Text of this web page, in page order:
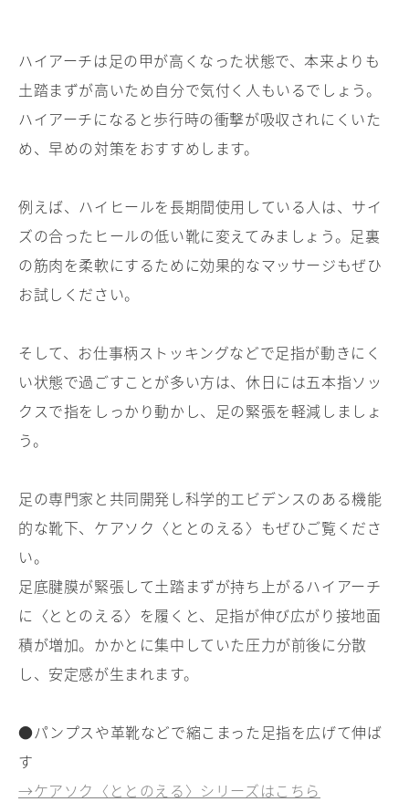
ハイアーチは足の甲が高くなった状態で、本来よりも
土踏まずが高いため自分で気付く人もいるでしょう。
ハイアーチになると歩行時の衝撃が吸収されにくいた
め、早めの対策をおすすめします。
例えば、ハイヒールを長期間使用している人は、サイ
ズの合ったヒールの低い靴に変えてみましょう。足裏
の筋肉を柔軟にするために効果的なマッサージもぜひ
お試しください。
そして、お仕事柄ストッキングなどで足指が動きにく
い状態で過ごすことが多い方は、休日には五本指ソッ
クスで指をしっかり動かし、足の緊張を軽減しましょ
う。
足の専門家と共同開発し科学的エビデンスのある機能
的な靴下、ケアソク〈ととのえる〉もぜひご覧くださ
い。
足底腱膜が緊張して土踏まずが持ち上がるハイアーチ
に〈ととのえる〉を履くと、足指が伸び広がり接地面
積が増加。かかとに集中していた圧力が前後に分散
し、安定感が生まれます。
●パンプスや革靴などで縮こまった足指を広げて伸ば
す
→ケアソク〈ととのえる〉シリーズはこちら